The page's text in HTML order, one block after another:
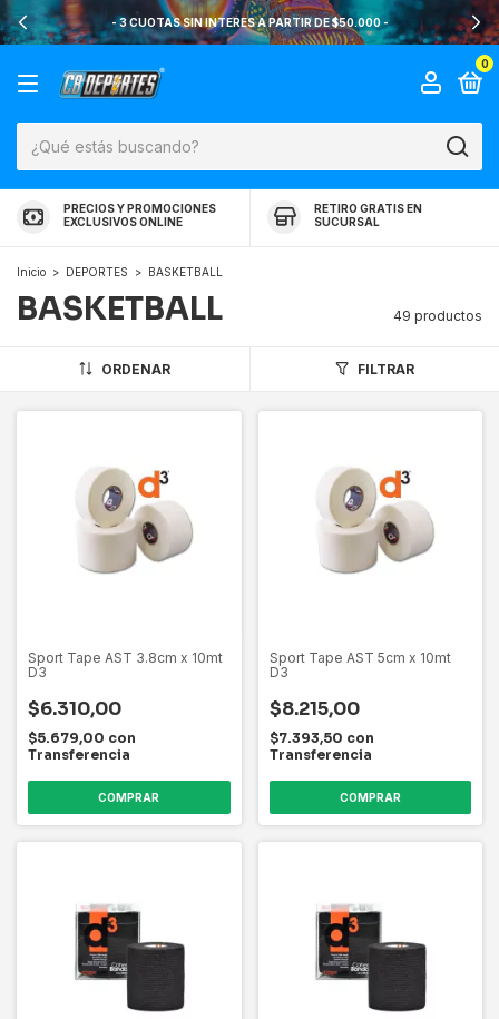
- 3 CUOTAS SIN INTERES A PARTIR DE $50.000 -
0
PRECIOS Y PROMOCIONES
EXCLUSIVOS ONLINE
RETIRO GRATIS EN
SUCURSAL
Inicio > DEPORTES > BASKETBALL
BASKETBALL 49 productos
ORDENAR FILTRAR
Sport Tape AST 3.8cm x 10mt
D3
$6.310,00
$5.679,00 con
Transferencia
Sport Tape AST 5cm x 10mt
D3
$8.215,00
$7.393,50 con
Transferencia